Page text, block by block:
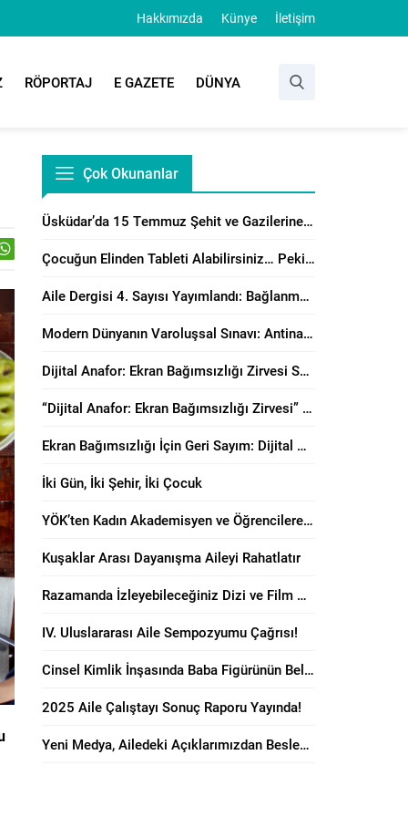
Hakkımızda Künye İletişim
RÖPORTAJ E GAZETE DÜNYA
Çok Okunanlar
Üsküdar’da 15 Temmuz Şehit ve Gazilerine Anlamlı Program
Çocuğun Elinden Tableti Alabilirsiniz… Peki Yerine Ne Vereceksiniz?
Aile Dergisi 4. Sayısı Yayımlandı: Bağlanma, Örgütsel Çatışma Çözümü ve Manevi Danışmanlık Perspektiflerinden Aile Çalışmaları
Modern Dünyanın Varoluşsal Sınavı: Antinatalizm’e Karşı Neslin Muhafazasının Önemi
Dijital Anafor: Ekran Bağımsızlığı Zirvesi Sonuç Bildirisi Yayımlandı!
“Dijital Anafor: Ekran Bağımsızlığı Zirvesi” İstanbul’da Başladı
Ekran Bağımsızlığı İçin Geri Sayım: Dijital Anafor Zirvesi Başlıyor!
İki Gün, İki Şehir, İki Çocuk
YÖK’ten Kadın Akademisyen ve Öğrencilere “Anne Dostu” Karar!
Kuşaklar Arası Dayanışma Aileyi Rahatlatır
Razamanda İzleyebileceğiniz Dizi ve Film Önerileri!
IV. Uluslararası Aile Sempozyumu Çağrısı!
Cinsel Kimlik İnşasında Baba Figürünün Belirleyici Rolü
2025 Aile Çalıştayı Sonuç Raporu Yayında!
Yeni Medya, Ailedeki Açıklarımızdan Besleniyor!